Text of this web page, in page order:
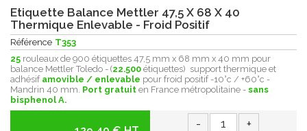
Etiquette Balance Mettler 47,5 X 68 X 40
Thermique Enlevable - Froid Positif
Référence T353
25 rouleaux de 900 étiquettes 47,5 mm x 68 mm x 40 mm pour
balance Mettler Toledo - (22.500 étiquettes) support thermique et
adhésif amovible / enlevable pour froid positif -10°c / +60°c -
Mandrin 40 mm. Port gratuit en France métropolitaine - sans
bisphenol A.
- +